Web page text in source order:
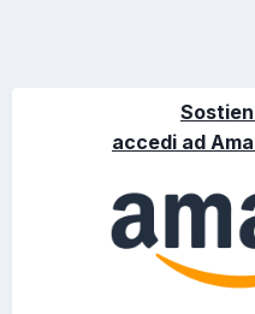
accedi ad